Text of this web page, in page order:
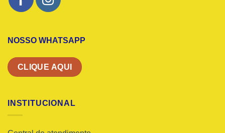
NOSSO WHATSAPP
CLIQUE AQUI
INSTITUCIONAL